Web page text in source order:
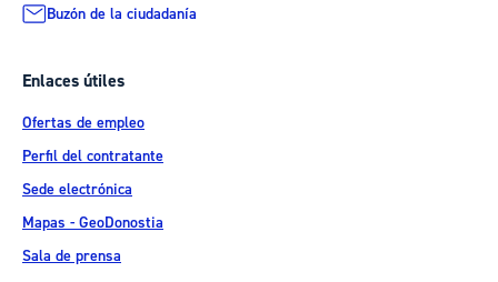
Buzón de la ciudadanía
Enlaces útiles
Ofertas de empleo
Perfil del contratante
Sede electrónica
Mapas - GeoDonostia
Sala de prensa